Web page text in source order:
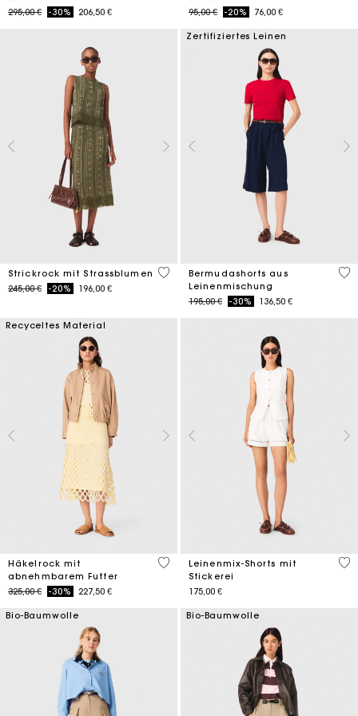
Price reduced from
295,00 €to-30% 206,50 €
Price reduced from
95,00 €to-20% 76,00 €
Strickrock mit Strassblumen
Price reduced from
245,00 €to-20% 196,00 €
4,2 out of 5 Customer Rating
Zertifiziertes Leinen
Bermudashorts aus
Leinenmischung
Price reduced from
195,00 €to-30% 136,50 €
5
Recyceltes Material
Häkelrock mit
abnehmbarem Futter
Price reduced from
325,00 €to-30% 227,50 €
5 out of 5 Customer Rating
Leinenmix-Shorts mit
Stickerei
175,00 €
5
Bio-Baumwolle Bio-Baumwolle